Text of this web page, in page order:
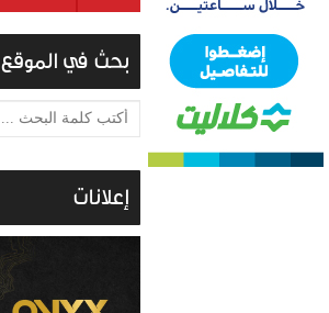
بحث في الموقع
أكتب كلمة البحث ...
إعلانات